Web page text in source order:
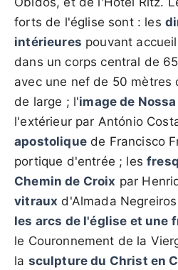
forts de l'église sont : les
intérieures pouvant
dans un corps central de
avec une nef de 50 mètres
de large ; l'image de
l'extérieur par António
apostoliquede Francisco
portique d'entrée ; les
Chemin de Croix par
vitraux d'Almada
les arcs de l'église et une
le Couronnement de la
la sculpture du Christ en